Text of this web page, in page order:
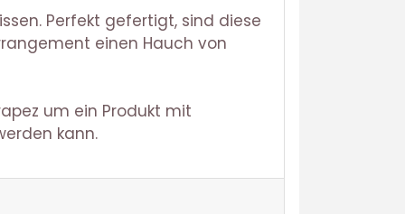
Perfekt gefertigt, sind diese
einen Hauch von
um ein Produkt mit
kann.